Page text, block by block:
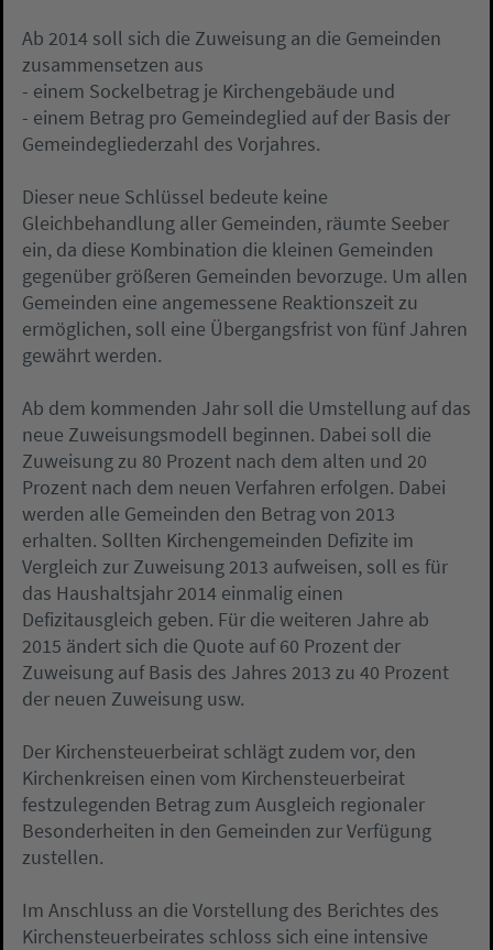
Ab 2014 soll sich die Zuweisung an die Gemeinden
zusammensetzen aus
- einem Sockelbetrag je Kirchengebäude und
- einem Betrag pro Gemeindeglied auf der Basis der
Gemeindegliederzahl des Vorjahres.
Dieser neue Schlüssel bedeute keine
Gleichbehandlung aller Gemeinden, räumte Seeber
ein, da diese Kombination die kleinen Gemeinden
gegenüber größeren Gemeinden bevorzuge. Um allen
Gemeinden eine angemessene Reaktionszeit zu
ermöglichen, soll eine Übergangsfrist von fünf Jahren
gewährt werden.
Ab dem kommenden Jahr soll die Umstellung auf das
neue Zuweisungsmodell beginnen. Dabei soll die
Zuweisung zu 80 Prozent nach dem alten und 20
Prozent nach dem neuen Verfahren erfolgen. Dabei
werden alle Gemeinden den Betrag von 2013
erhalten. Sollten Kirchengemeinden Defizite im
Vergleich zur Zuweisung 2013 aufweisen, soll es für
das Haushaltsjahr 2014 einmalig einen
Defizitausgleich geben. Für die weiteren Jahre ab
2015 ändert sich die Quote auf 60 Prozent der
Zuweisung auf Basis des Jahres 2013 zu 40 Prozent
der neuen Zuweisung usw.
Der Kirchensteuerbeirat schlägt zudem vor, den
Kirchenkreisen einen vom Kirchensteuerbeirat
festzulegenden Betrag zum Ausgleich regionaler
Besonderheiten in den Gemeinden zur Verfügung
zustellen.
Im Anschluss an die Vorstellung des Berichtes des
Kirchensteuerbeirates schloss sich eine intensive